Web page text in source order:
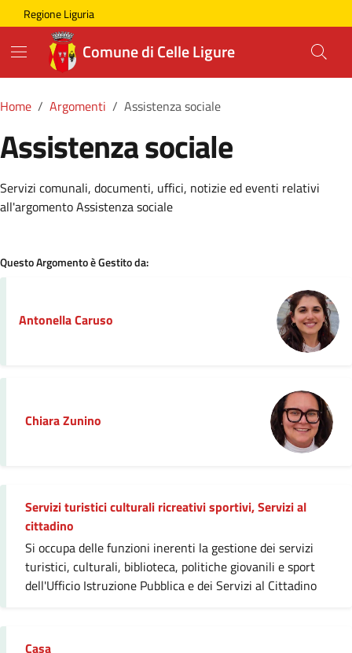
Skip to main content
Comune di Celle Ligure
Regione Liguria
Comune di Celle Ligure
Home Argomenti Assistenza sociale
Assistenza sociale
Dettagli della Notizia
Servizi comunali, documenti, uffici, notizie ed eventi relativi
all'argomento Assistenza sociale
Questo Argomento è Gestito da:
Antonella Caruso
Chiara Zunino
Servizi turistici culturali ricreativi sportivi, Servizi al
cittadino
Si occupa delle funzioni inerenti la gestione dei servizi
turistici, culturali, biblioteca, politiche giovanili e sport
dell'Ufficio Istruzione Pubblica e dei Servizi al Cittadino
Casa